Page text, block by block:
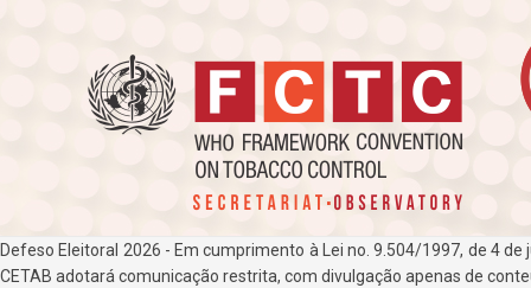
Defeso Eleitoral 2026 - Em cumprimento à Lei no. 9.504/1997, de 4
CETAB adotará comunicação restrita, com divulgação apenas de